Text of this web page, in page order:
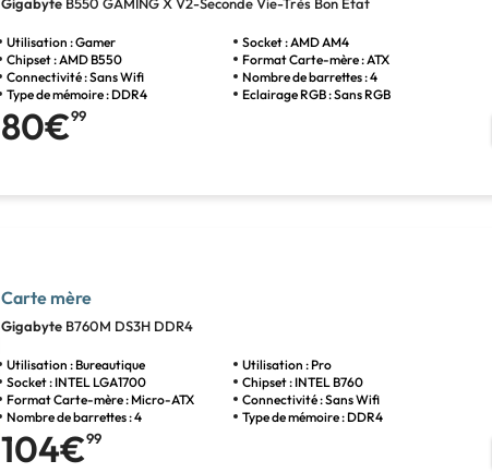
Utilisation : Gamer
Socket : AMD AM4
Chipset : AMD B550
Format Carte-mère : ATX
Connectivité : Sans Wifi
Nombre de barrettes : 4
Type de mémoire : DDR4
Eclairage RGB : Sans RGB
80€99
Carte mère
Gigabyte B760M DS3H DDR4
Utilisation : Bureautique
Utilisation : Pro
Socket : INTEL LGA1700
Chipset : INTEL B760
Format Carte-mère : Micro-ATX
Connectivité : Sans Wifi
Nombre de barrettes : 4
Type de mémoire : DDR4
104€99